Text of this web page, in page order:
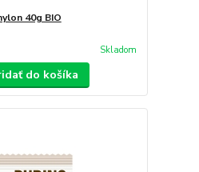
40g BIO
Skladom
do košíka